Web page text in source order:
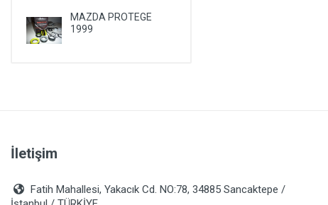
SAAB
SATURN
SUBARU
TALBOT
MAZDA PROTEGE
1999
İletişim
Fatih Mahallesi, Yakacık Cd. NO:78, 34885 Sancaktepe /